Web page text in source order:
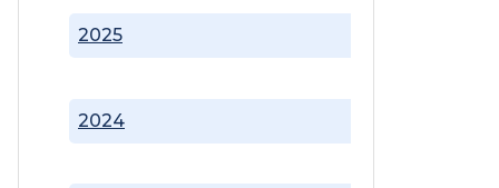
2024
2025